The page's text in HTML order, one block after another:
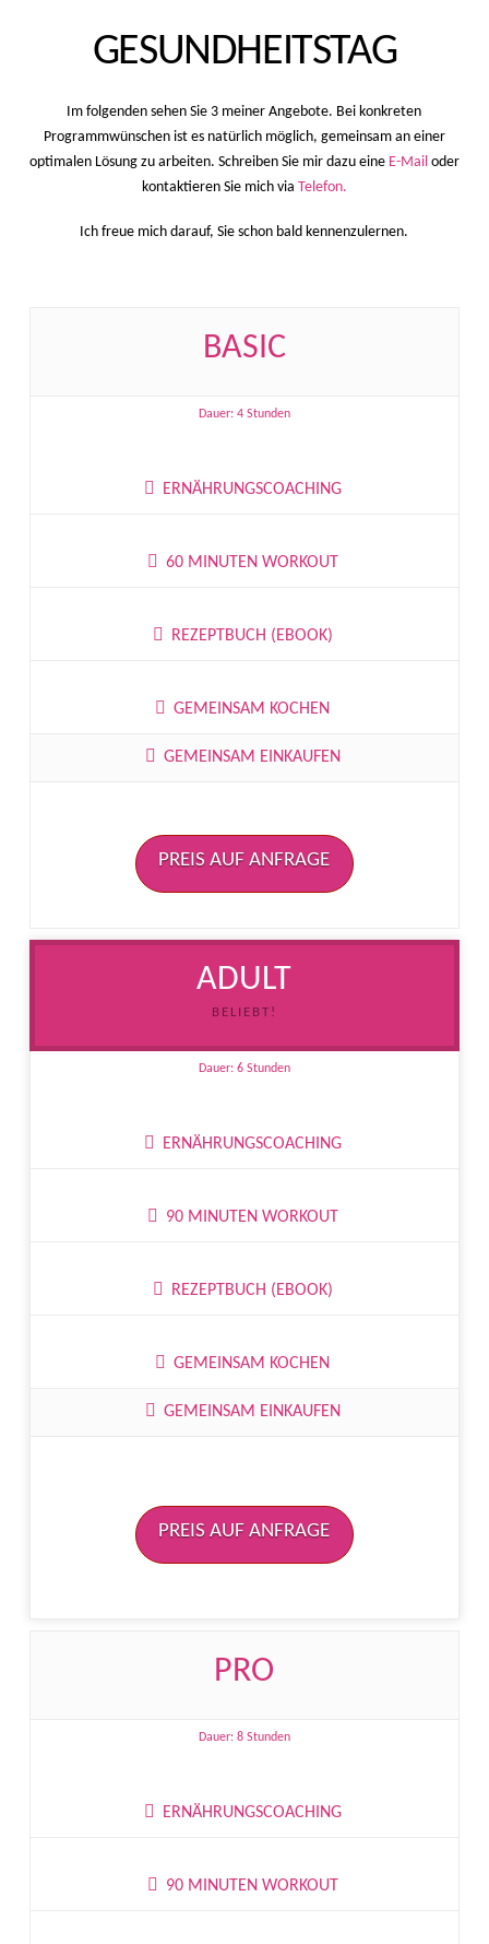
GESUNDHEITSTAG
Im folgenden sehen Sie 3 meiner Angebote. Bei konkreten
Programmwünschen ist es natürlich möglich, gemeinsam an einer
optimalen Lösung zu arbeiten. Schreiben Sie mir dazu eine E-Mail oder
kontaktieren Sie mich via Telefon.
Ich freue mich darauf, Sie schon bald kennenzulernen.
BASIC
Dauer: 4 Stunden
ERNÄHRUNGSCOACHING
60 MINUTEN WORKOUT
REZEPTBUCH (EBOOK)
GEMEINSAM KOCHEN
GEMEINSAM EINKAUFEN
PREIS AUF ANFRAGE
ADULT
BELIEBT!
Dauer: 6 Stunden
ERNÄHRUNGSCOACHING
90 MINUTEN WORKOUT
REZEPTBUCH (EBOOK)
GEMEINSAM KOCHEN
GEMEINSAM EINKAUFEN
PREIS AUF ANFRAGE
PRO
Dauer: 8 Stunden
ERNÄHRUNGSCOACHING
90 MINUTEN WORKOUT